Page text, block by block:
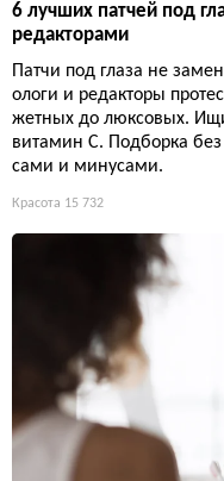
6 лучших патчей под
редакторами
Патчи под глаза не
ологи и редакторы
жетных до люксовых.
витамин С. Подборка
сами и минусами.
Красота 15 732